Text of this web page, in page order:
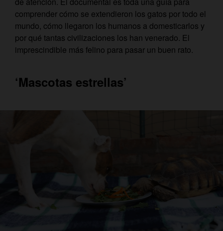
comprender cómo se extendieron los gatos por todo el
mundo, cómo llegaron los humanos a domesticarlos y
por qué tantas civilizaciones los han venerado. El
imprescindible más felino para pasar un buen rato.
‘Mascotas estrellas’